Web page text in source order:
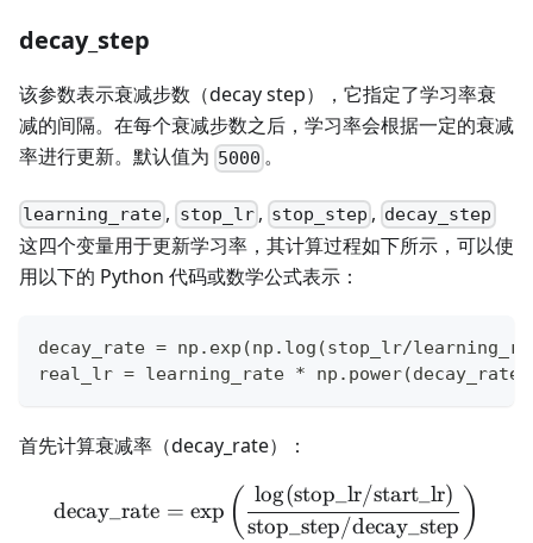
decay_step
该参数表示衰减步数（decay step），它指定了学习率衰
减的间隔。在每个衰减步数之后，学习率会根据一定的衰减
率进行更新。默认值为 5000 。
learning_rate , stop_lr, stop_step , decay_step
这四个变量用于更新学习率，其计算过程如下所示，可以使
用以下的 Python 代码或数学公式表示：
decay_rate = np . exp (np . log (stop_lr/
real_lr = learning_rate * np . power(decay_rate
首先计算衰减率（decay_rate）：
\text{decay\_rate} =
decay_rate = exp ( stop_step/decay_step
log(stop_lr/start_lr) )